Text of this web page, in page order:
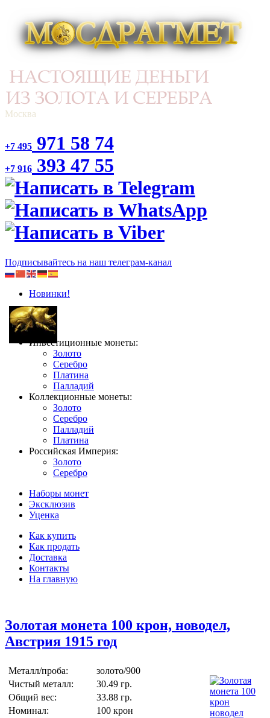
Москва
+7 495 971 58 74
+7 916 393 47 55
Подписывайтесь на наш телеграм-канал
Новинки!
Инвестиционные монеты:
Золото
Серебро
Платина
Палладий
Коллекционные монеты:
Золото
Серебро
Палладий
Платина
Российская Империя:
Золото
Серебро
Наборы монет
Эксклюзив
Уценка
Как купить
Как продать
Доставка
Контакты
На главную
Золотая монета 100 крон, новодел,
Австрия 1915 год
Металл/проба:
золото/900
Чистый металл:
30.49 гр.
Общий вес:
33.88 гр.
Номинал:
100 крон